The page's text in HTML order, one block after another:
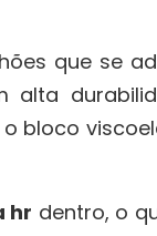
que se
alta
bloco
hr dentro, o